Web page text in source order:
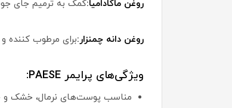
روغن ماکادامیا:کمک به ترمیم جای
روغن دانه چمنزار:برای مرطوب کننده
ویژگی‌های پرایمر PAESE:
مناسب پوست‌های نرمال، خشک